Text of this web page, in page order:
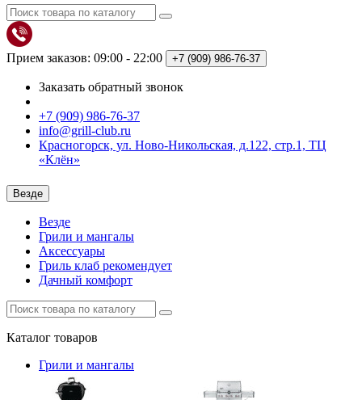
Прием заказов: 09:00 - 22:00 +7 (909) 986-76-37
Заказать обратный звонок
+7 (909) 986-76-37
info@grill-club.ru
Красногорск, ул. Ново-Никольская, д.122, стр.1, ТЦ
«Клён»
Везде
Везде
Грили и мангалы
Аксессуары
Гриль клаб рекомендует
Дачный комфорт
Каталог товаров
Грили и мангалы